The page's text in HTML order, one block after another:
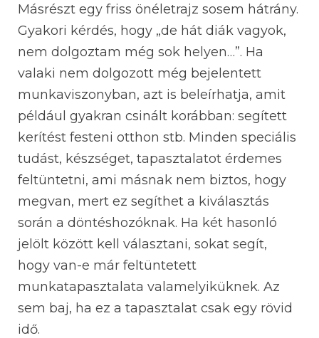
Másrészt egy friss önéletrajz sosem hátrány.
Gyakori kérdés, hogy „de hát diák vagyok,
nem dolgoztam még sok helyen…”. Ha
valaki nem dolgozott még bejelentett
munkaviszonyban, azt is beleírhatja, amit
például gyakran csinált korábban: segített
kerítést festeni otthon stb. Minden speciális
tudást, készséget, tapasztalatot érdemes
feltüntetni, ami másnak nem biztos, hogy
megvan, mert ez segíthet a kiválasztás
során a döntéshozóknak. Ha két hasonló
jelölt között kell választani, sokat segít,
hogy van-e már feltüntetett
munkatapasztalata valamelyiküknek. Az
sem baj, ha ez a tapasztalat csak egy rövid
idő.